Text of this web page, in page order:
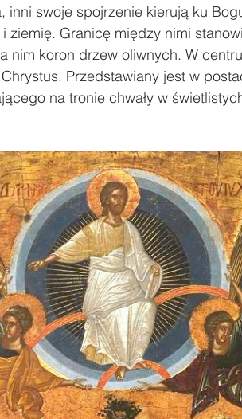
inni swoje spojrzenie kierują ku
ziemię. Granicę między nimi
nim koron drzew oliwnych. W
Przedstawiany jest w
na tronie chwały w